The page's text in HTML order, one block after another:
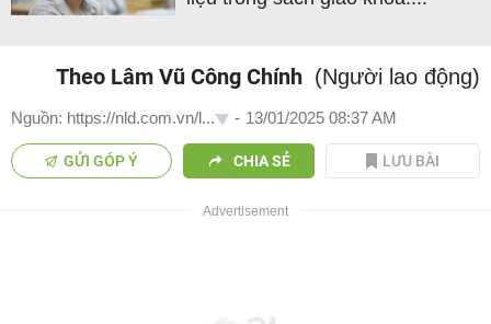
Theo Lâm Vũ Công Chính (Người lao động)
Nguồn: https://nld.com.vn/l... - 13/01/2025 08:37 AM
GỬI GÓP Ý CHIA SẺ LƯU BÀI